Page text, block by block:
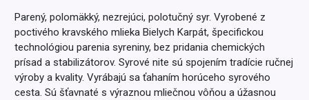
Parený, polomäkký, nezrejúci, polotučný syr. Vyrobené z
poctivého kravského mlieka Bielych Karpát, špecifickou
technológiou parenia syreniny, bez pridania chemických
prísad a stabilizátorov. Syrové nite sú spojením tradície ručnej
výroby a kvality. Vyrábajú sa ťahaním horúceho syrového
cesta. Sú šťavnaté s výraznou mliečnou vôňou a úžasnou